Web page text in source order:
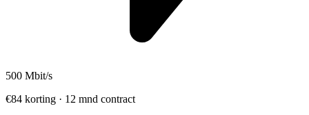
500 Mbit/s
€84 korting · 12 mnd contract